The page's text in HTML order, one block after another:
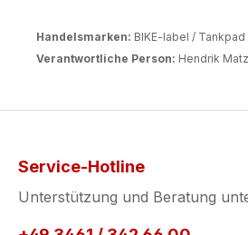
Handelsmarken: BIKE-label /
Verantwortliche Person: Hendrik Matz
Service-Hotline
Unterstützung und Beratung